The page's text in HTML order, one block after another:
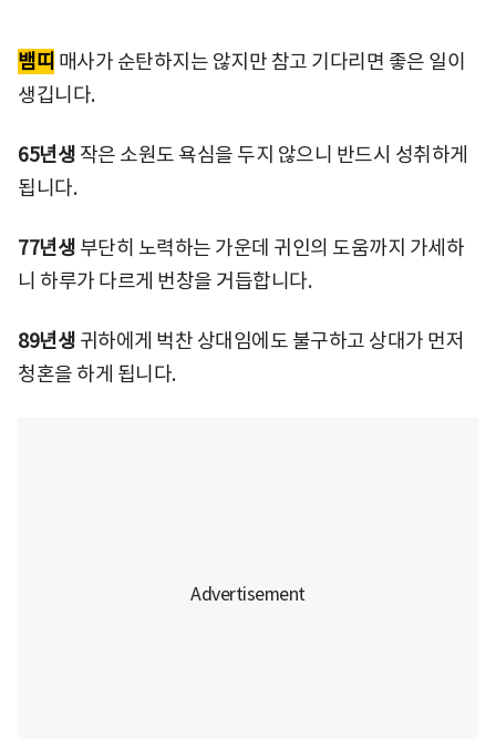
뱀띠 매사가 순탄하지는 않지만 참고 기다리면 좋은 일이
생깁니다.
65년생 작은 소원도 욕심을 두지 않으니 반드시 성취하게
됩니다.
77년생 부단히 노력하는 가운데 귀인의 도움까지 가세하
니 하루가 다르게 번창을 거듭합니다.
89년생 귀하에게 벅찬 상대임에도 불구하고 상대가 먼저
청혼을 하게 됩니다.